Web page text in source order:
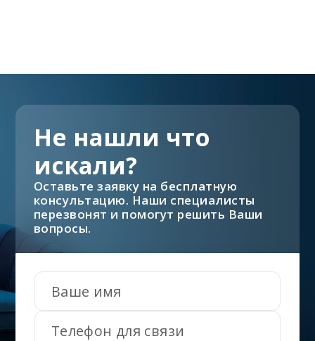
Не нашли что
искали?
Оставьте заявку на бесплатную
консультацию. Наши специалисты
перезвонят и помогут решить Ваши
вопросы.